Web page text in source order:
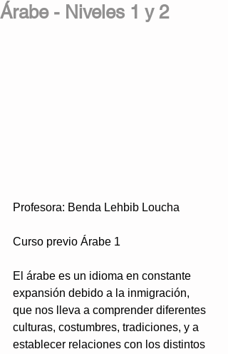
Árabe - Niveles 1 y 2
Profesora: Benda Lehbib Loucha
Curso previo Árabe 1
El árabe es un idioma en constante
expansión debido a la inmigración,
que nos lleva a comprender diferentes
culturas, costumbres, tradiciones, y a
establecer relaciones con los distintos